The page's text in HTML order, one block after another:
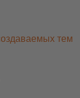
тем